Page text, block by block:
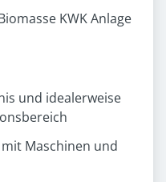
KWK Anlage
und idealerweise
Maschinen und